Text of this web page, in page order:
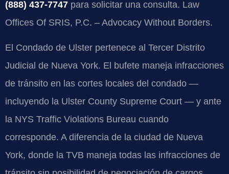
(888) 437-7747 para solicitar una consulta. Law
Offices Of SRIS, P.C. – Advocacy Without Borders.
El Condado de Ulster pertenece al Tercer Distrito
Judicial de Nueva York. El bufete maneja infracciones
de tránsito en las cortes locales del condado —
incluyendo la Ulster County Supreme Court — y ante
la NYS Traffic Violations Bureau cuando
corresponde. A diferencia de la ciudad de Nueva
York, donde la TVB maneja todas las infracciones de